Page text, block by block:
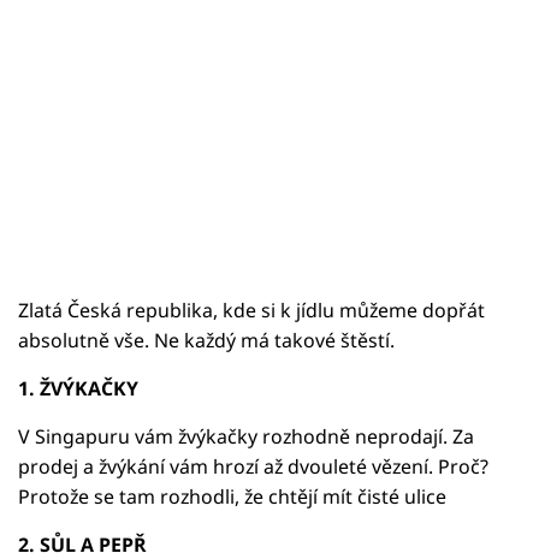
Zlatá Česká republika, kde si k jídlu můžeme dopřát
absolutně vše. Ne každý má takové štěstí.
1. ŽVÝKAČKY
V Singapuru vám žvýkačky rozhodně neprodají. Za
prodej a žvýkání vám hrozí až dvouleté vězení. Proč?
Protože se tam rozhodli, že chtějí mít čisté ulice
2. SŮL A PEPŘ